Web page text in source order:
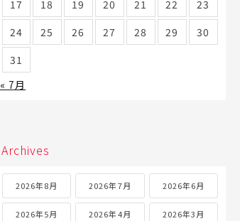
17
18 19 20 21 22
23
24
25 26 27 28 29
30
31
« 7月
Archives
2026年8月 2026年7月 2026年6月
2026年5月 2026年4月 2026年3月